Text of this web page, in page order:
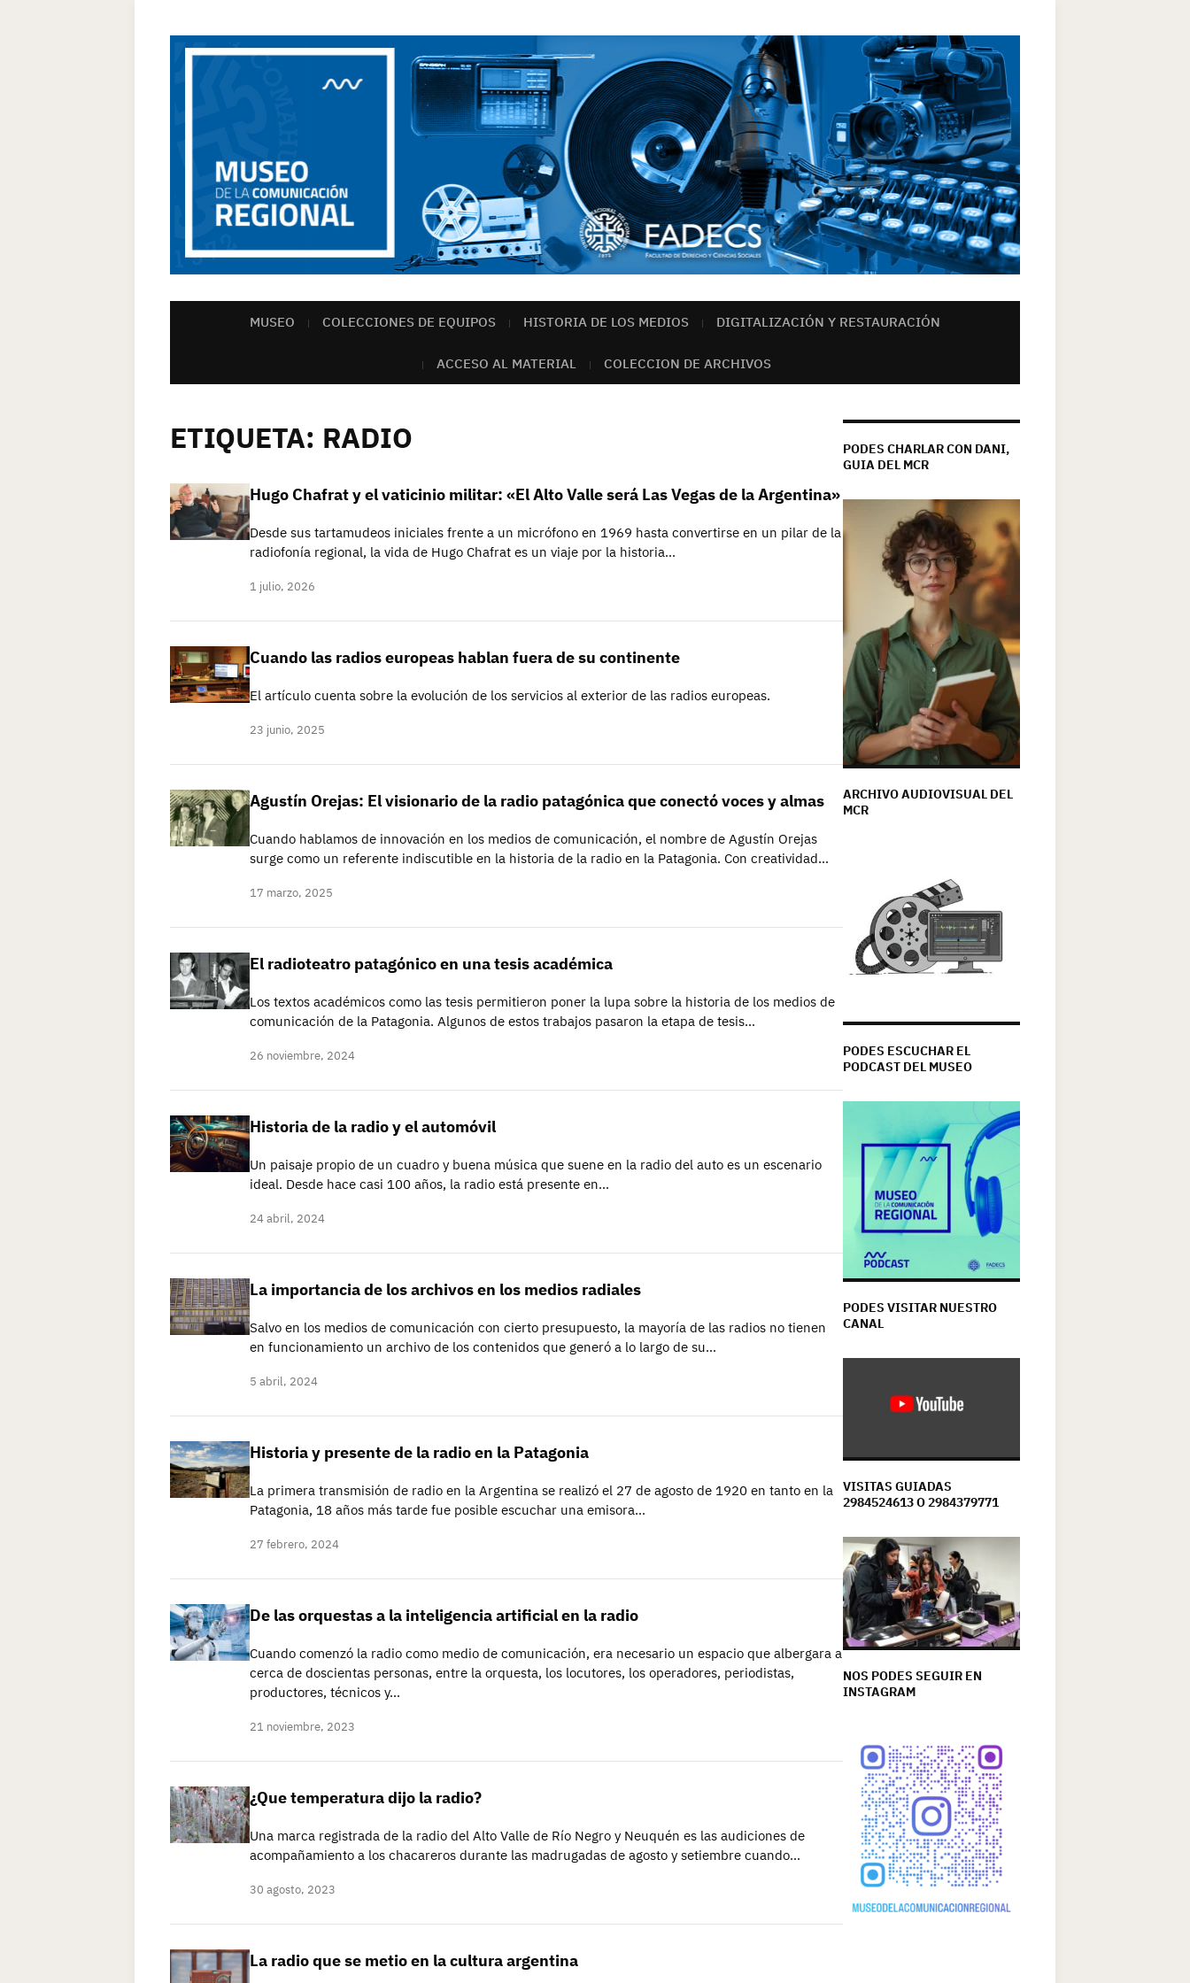
MUSEO COLECCIONES DE EQUIPOS HISTORIA DE LOS MEDIOS DIGITALIZACIÓN Y RESTAURACIÓN
ACCESO AL MATERIAL COLECCION DE ARCHIVOS
ETIQUETA: RADIO
Hugo Chafrat y el vaticinio militar: «El Alto Valle será Las Vegas de la Argentina»
Desde sus tartamudeos iniciales frente a un micrófono en 1969 hasta convertirse en un pilar de la
radiofonía regional, la vida de Hugo Chafrat es un viaje por la historia…
1 julio, 2026
Cuando las radios europeas hablan fuera de su continente
El artículo cuenta sobre la evolución de los servicios al exterior de las radios europeas.
23 junio, 2025
Agustín Orejas: El visionario de la radio patagónica que conectó voces y almas
Cuando hablamos de innovación en los medios de comunicación, el nombre de Agustín Orejas
surge como un referente indiscutible en la historia de la radio en la Patagonia. Con creatividad…
17 marzo, 2025
El radioteatro patagónico en una tesis académica
Los textos académicos como las tesis permitieron poner la lupa sobre la historia de los medios de
comunicación de la Patagonia. Algunos de estos trabajos pasaron la etapa de tesis…
26 noviembre, 2024
Historia de la radio y el automóvil
Un paisaje propio de un cuadro y buena música que suene en la radio del auto es un escenario
ideal. Desde hace casi 100 años, la radio está presente en…
24 abril, 2024
La importancia de los archivos en los medios radiales
Salvo en los medios de comunicación con cierto presupuesto, la mayoría de las radios no tienen
en funcionamiento un archivo de los contenidos que generó a lo largo de su…
5 abril, 2024
Historia y presente de la radio en la Patagonia
La primera transmisión de radio en la Argentina se realizó el 27 de agosto de 1920 en tanto en la
Patagonia, 18 años más tarde fue posible escuchar una emisora…
27 febrero, 2024
De las orquestas a la inteligencia artificial en la radio
Cuando comenzó la radio como medio de comunicación, era necesario un espacio que albergara a
cerca de doscientas personas, entre la orquesta, los locutores, los operadores, periodistas,
productores, técnicos y…
21 noviembre, 2023
¿Que temperatura dijo la radio?
Una marca registrada de la radio del Alto Valle de Río Negro y Neuquén es las audiciones de
acompañamiento a los chacareros durante las madrugadas de agosto y setiembre cuando…
30 agosto, 2023
La radio que se metio en la cultura argentina
PODES CHARLAR CON DANI,
GUIA DEL MCR
ARCHIVO AUDIOVISUAL DEL
MCR
PODES ESCUCHAR EL
PODCAST DEL MUSEO
PODES VISITAR NUESTRO
CANAL
VISITAS GUIADAS
2984524613 O 2984379771
NOS PODES SEGUIR EN
INSTAGRAM